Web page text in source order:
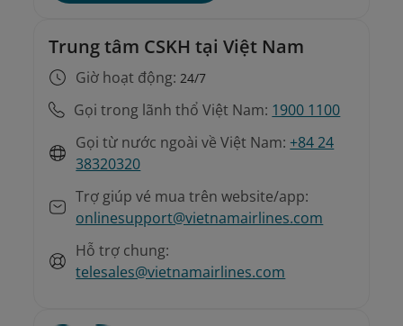
Trung tâm CSKH tại Việt Nam
Giờ hoạt động:24/7
Gọi trong lãnh thổ Việt Nam: 1900 1100
Gọi từ nước ngoài về Việt Nam: +84 24
38320320
Trợ giúp vé mua trên website/app:
onlinesupport@vietnamairlines.com
Hỗ trợ chung:
telesales@vietnamairlines.com